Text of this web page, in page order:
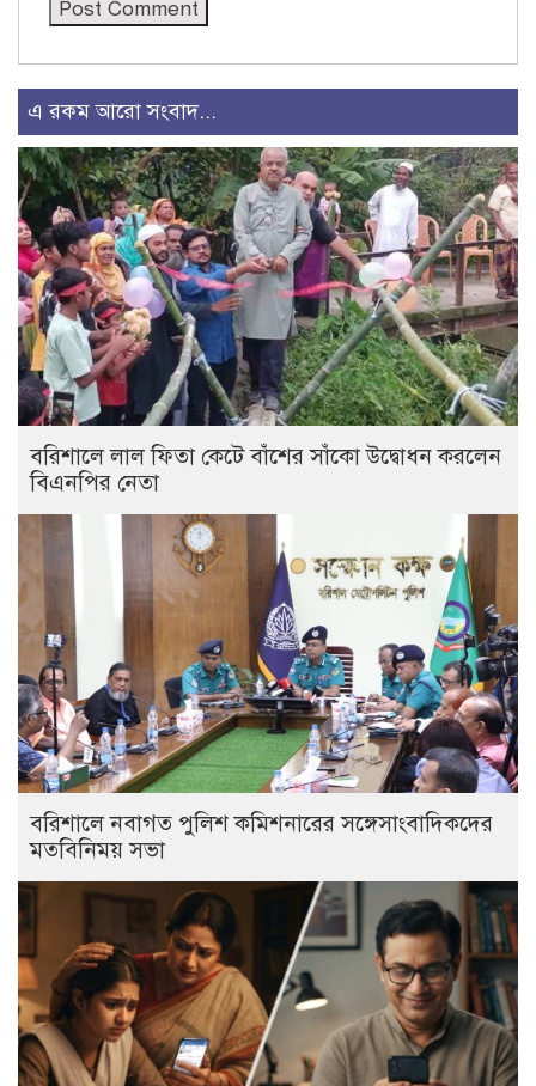
এ রকম আরো সংবাদ...
বরিশালে লাল ফিতা কেটে বাঁশের সাঁকো উদ্বোধন করলেন
বিএনপির নেতা
বরিশালে নবাগত পুলিশ কমিশনারের সঙ্গেসাংবাদিকদের
মতবিনিময় সভা